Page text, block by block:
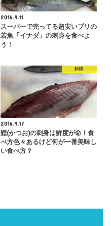
2016.9.11
スーパーで売ってる超安いブリの
若魚「イナダ」の刺身を食べよ
う！
料理
2016.9.17
鰹(かつお)の刺身は鮮度が命！食
べ方色々あるけど何が一番美味し
い食べ方？